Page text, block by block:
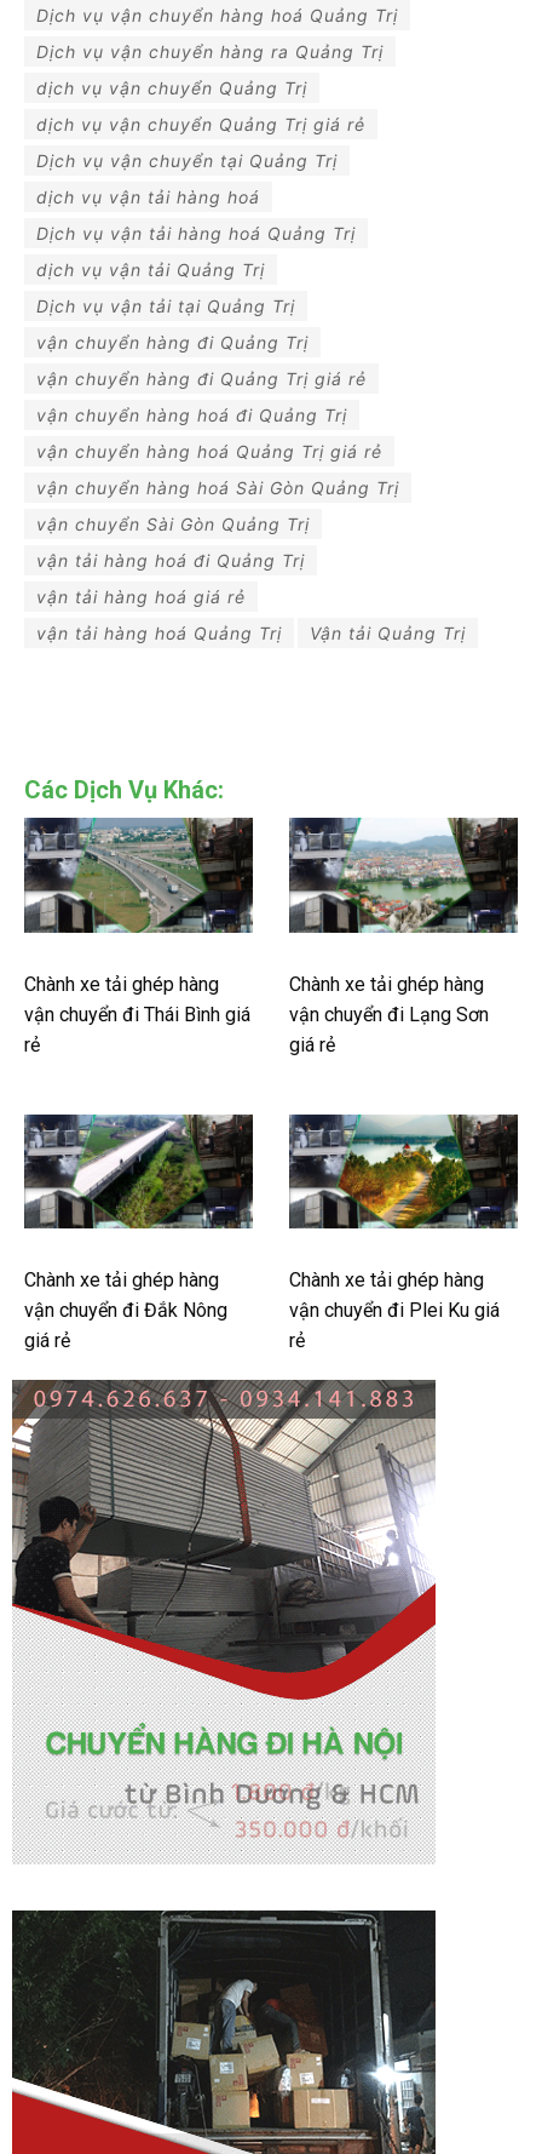
Dịch vụ vận chuyển hàng hoá Quảng Trị
Dịch vụ vận chuyển hàng ra Quảng Trị
dịch vụ vận chuyển Quảng Trị
dịch vụ vận chuyển Quảng Trị giá rẻ
Dịch vụ vận chuyển tại Quảng Trị
dịch vụ vận tải hàng hoá
Dịch vụ vận tải hàng hoá Quảng Trị
dịch vụ vận tải Quảng Trị
Dịch vụ vận tải tại Quảng Trị
vận chuyển hàng đi Quảng Trị
vận chuyển hàng đi Quảng Trị giá rẻ
vận chuyển hàng hoá đi Quảng Trị
vận chuyển hàng hoá Quảng Trị giá rẻ
vận chuyển hàng hoá Sài Gòn Quảng Trị
vận chuyển Sài Gòn Quảng Trị
vận tải hàng hoá đi Quảng Trị
vận tải hàng hoá giá rẻ
vận tải hàng hoá Quảng Trị
Vận tải Quảng Trị
Các Dịch Vụ Khác:
Chành xe tải ghép hàng
vận chuyển đi Thái Bình giá
rẻ
Chành xe tải ghép hàng
vận chuyển đi Lạng Sơn
giá rẻ
Chành xe tải ghép hàng
vận chuyển đi Đắk Nông
giá rẻ
Chành xe tải ghép hàng
vận chuyển đi Plei Ku giá
rẻ